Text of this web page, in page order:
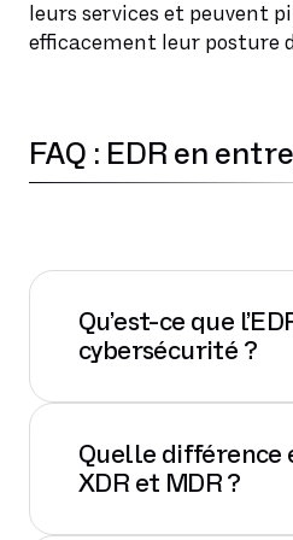
leurs services et peuvent
efficacement leur posture
FAQ : EDR en
Qu’est-ce que
cybersécurité ?
L’EDR(Endpoint
Response) surveille
Quelle différence
XDR et MDR ?